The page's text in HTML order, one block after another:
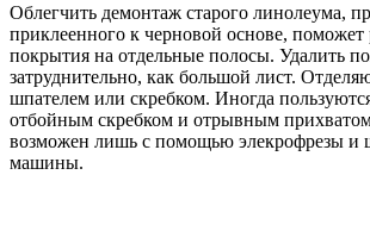
Облегчить демонтаж старого линолеума,
приклеенного к черновой основе, поможет
покрытия на отдельные полосы. Удалить
затруднительно, как большой лист.
шпателем или скребком. Иногда
отбойным скребком и отрывным
возможен лишь с помощью элекрофрезы и
машины.